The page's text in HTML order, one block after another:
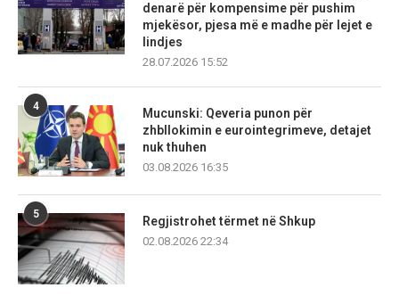
denarë për kompensime për pushim
mjekësor, pjesa më e madhe për lejet e
lindjes
28.07.2026 15:52
4
Mucunski: Qeveria punon për
zhbllokimin e eurointegrimeve, detajet
nuk thuhen
03.08.2026 16:35
5
Regjistrohet tërmet në Shkup
02.08.2026 22:34